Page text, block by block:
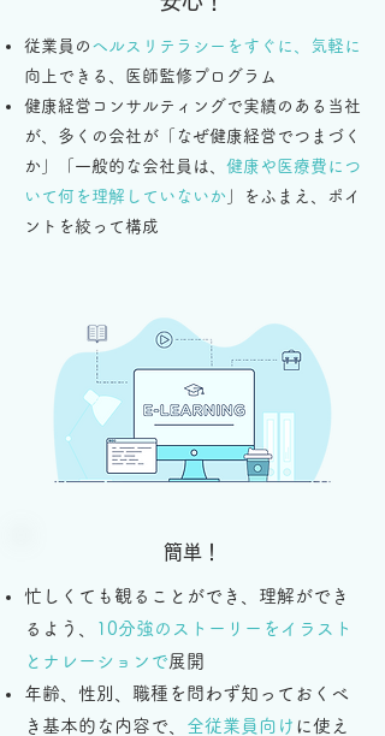
従業員の ヘルスリテラシーをすぐに、気軽に
向上できる、医師監修プログラム
健康経営コンサルティングで実績のある当社
が、多くの会社が「なぜ健康経営でつまづく
か」「一般的な会社員は、 健康や医療費につ
いて何を理解していないか 」をふまえ、ポイ
ントを絞って構成
簡単！
忙しくても観ることができ、理解ができ
るよう、
10分強のストーリーをイラスト
とナレーションで展開
年齢、性別、職種を問わず知っておくべ
き基本的な内容で、 全従業員向け に使え